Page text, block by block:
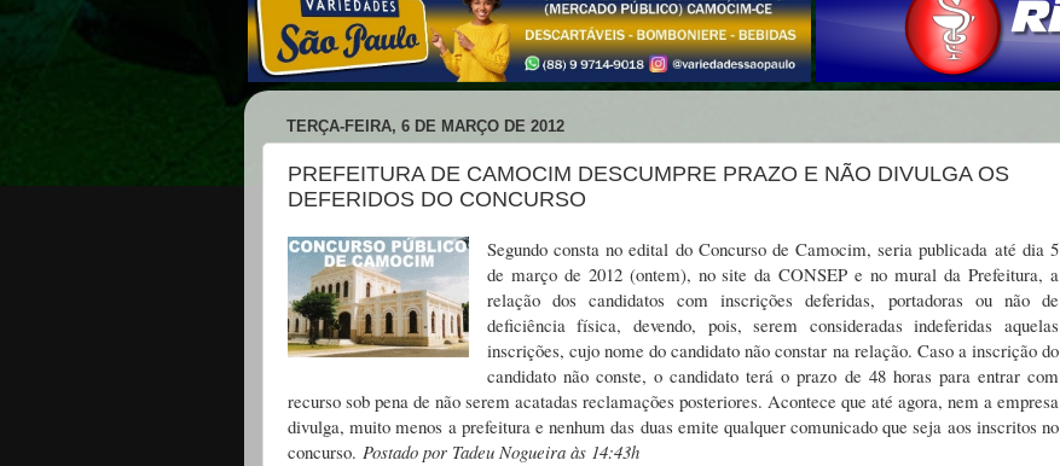
TERÇA-FEIRA, 6 DE MARÇO DE 2012
PREFEITURA DE CAMOCIM DESCUMPRE PRAZO E NÃO DIVULGA OS
DEFERIDOS DO CONCURSO
Segundo consta no edital do Concurso de Camocim, seria publicada até dia 5
de março de 2012 (ontem), no site da CONSEP e no mural da Prefeitura, a
relação dos candidatos com inscrições deferidas, portadoras ou não de
deficiência física, devendo, pois, serem consideradas indeferidas aquelas
inscrições, cujo nome do candidato não constar na relação. Caso a inscrição do
candidato não conste, o candidato terá o prazo de 48 horas para entrar com
recurso sob pena de não serem acatadas reclamações posteriores. Acontece que até agora, nem a empresa
divulga, muito menos a prefeitura e nenhum das duas emite qualquer comunicado que seja aos inscritos no
concurso. Postado por Tadeu Nogueira às 14:43h